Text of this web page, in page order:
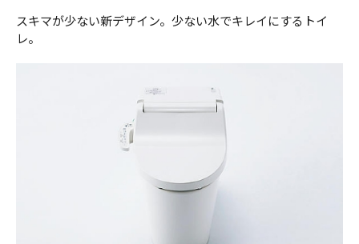
スキマが少ない新デザイン。少ない水でキレイにするトイ
レ。